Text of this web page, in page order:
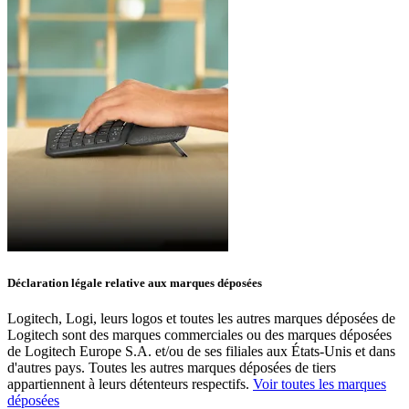
Déclaration légale relative aux marques déposées
Logitech, Logi, leurs logos et toutes les autres marques déposées de
Logitech sont des marques commerciales ou des marques déposées
de Logitech Europe S.A. et/ou de ses filiales aux États-Unis et dans
d'autres pays. Toutes les autres marques déposées de tiers
appartiennent à leurs détenteurs respectifs. Voir toutes les marques
déposées